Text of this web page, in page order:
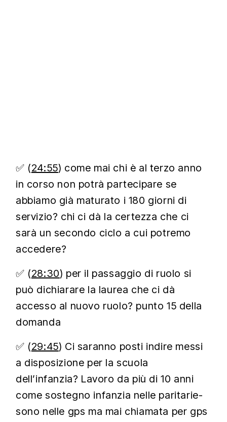
✅ (24:55) come mai chi è al terzo anno
in corso non potrà partecipare se
abbiamo già maturato i 180 giorni di
servizio? chi ci dà la certezza che ci
sarà un secondo ciclo a cui potremo
accedere?
✅ (28:30) per il passaggio di ruolo si
può dichiarare la laurea che ci dà
accesso al nuovo ruolo? punto 15 della
domanda
✅ (29:45) Ci saranno posti indire messi
a disposizione per la scuola
dell’infanzia? Lavoro da più di 10 anni
come sostegno infanzia nelle paritarie-
sono nelle gps ma mai chiamata per gps